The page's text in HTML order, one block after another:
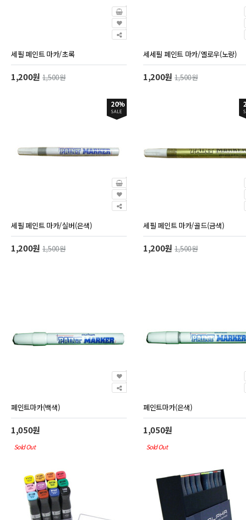
세필 페인트 마카/초록
1,200원1,500원
세세필 페인트 마카/옐로우(노랑)
1,200원1,500원
20%
SALE
세필 페인트 마카/실버(은색)
1,200원1,500원
세필 페인트 마카/골드(금색)
1,200원1,500원
페인트마카(백색)
1,050원
Sold Out
페인트마카(은색)
1,050원
Sold Out